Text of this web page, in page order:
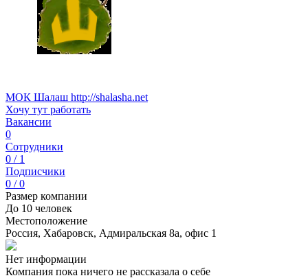
МОК Шалаш http://shalasha.net
Хочу тут работать
Вакансии
0
Сотрудники
0 / 1
Подписчики
0 / 0
Размер компании
До 10 человек
Местоположение
Россия, Хабаровск, Адмиральская 8а, офис 1
Нет информации
Компания пока ничего не рассказала о себе